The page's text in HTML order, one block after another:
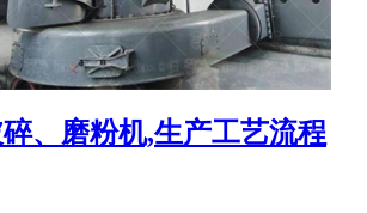
、磨粉机,生产工艺流程